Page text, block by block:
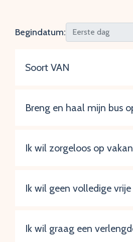
Begindatum:
Soort VAN
Breng en haal mijn bus
Ik wil zorgeloos op
Ik wil geen volledige
Ik wil graag een